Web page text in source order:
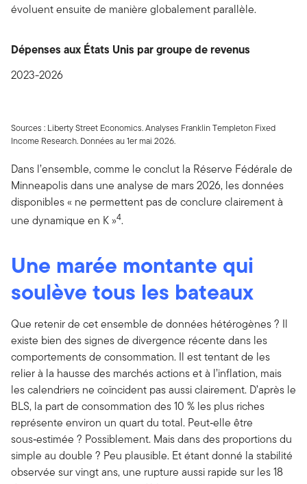
évoluent ensuite de manière globalement parallèle.
Dépenses aux États Unis par groupe de revenus
2023-2026
Sources : Liberty Street Economics. Analyses Franklin Templeton Fixed
Income Research. Données au 1er mai 2026.
Dans l’ensemble, comme le conclut la Réserve Fédérale de
Minneapolis dans une analyse de mars 2026, les données
disponibles « ne permettent pas de conclure clairement à
une dynamique en K »4.
Une marée montante qui
soulève tous les bateaux
Que retenir de cet ensemble de données hétérogènes ? Il
existe bien des signes de divergence récente dans les
comportements de consommation. Il est tentant de les
relier à la hausse des marchés actions et à l’inflation, mais
les calendriers ne coïncident pas aussi clairement. D’après le
BLS, la part de consommation des 10 % les plus riches
représente environ un quart du total. Peut‑elle être
sous‑estimée ? Possiblement. Mais dans des proportions du
simple au double ? Peu plausible. Et étant donné la stabilité
observée sur vingt ans, une rupture aussi rapide sur les 18